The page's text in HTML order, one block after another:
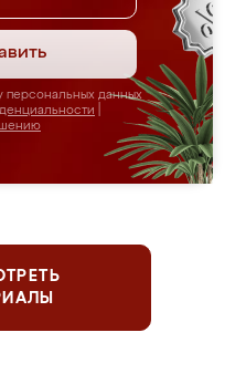
персональных данных